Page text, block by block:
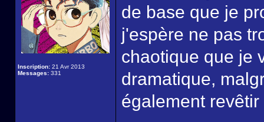
Inscription: 21 Avr 2013
Messages: 331
de base que je
j'espère ne pas
chaotique que je
dramatique,
également